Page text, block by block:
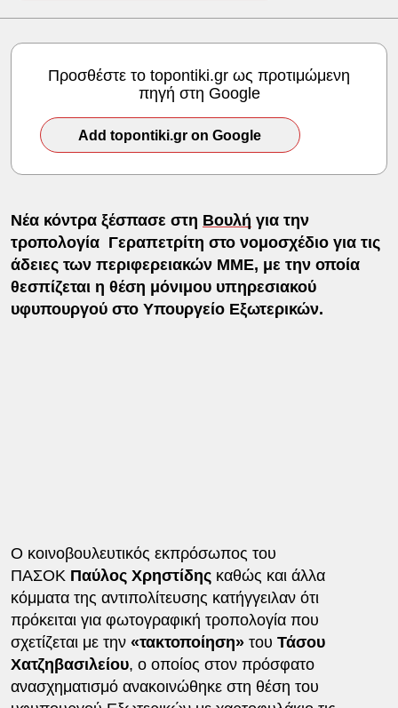
Προσθέστε το topontiki.gr ως προτιμώμενη
πηγή στη Google
Add topontiki.gr on Google
Νέα κόντρα ξέσπασε στη Βουλή για την
τροπολογία Γεραπετρίτη στο νομοσχέδιο για τις
άδειες των περιφερειακών ΜΜΕ, με την οποία
θεσπίζεται η θέση μόνιμου υπηρεσιακού
υφυπουργού στο Υπουργείο Εξωτερικών.
Ο κοινοβουλευτικός εκπρόσωπος του
ΠΑΣΟΚ Παύλος Χρηστίδηςκαθώς και άλλα
κόμματα της αντιπολίτευσης κατήγγειλαν ότι
πρόκειται για φωτογραφική τροπολογία που
σχετίζεται με την «τακτοποίηση»του Τάσου
Χατζηβασιλείου, ο οποίος στον πρόσφατο
ανασχηματισμό ανακοινώθηκε στη θέση του